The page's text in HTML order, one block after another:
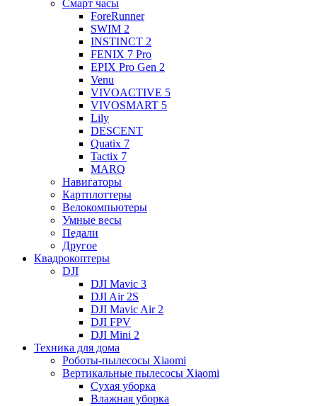
Смарт часы
ForeRunner
SWIM 2
INSTINCT 2
FENIX 7 Pro
EPIX Pro Gen 2
Venu
VIVOACTIVE 5
VIVOSMART 5
Lily
DESCENT
Quatix 7
Tactix 7
MARQ
Навигаторы
Картплоттеры
Велокомпьютеры
Умные весы
Педали
Другое
Квадрокоптеры
DJI
DJI Mavic 3
DJI Air 2S
DJI Mavic Air 2
DJI FPV
DJI Mini 2
Техника для дома
Роботы-пылесосы Xiaomi
Вертикальные пылесосы Xiaomi
Сухая уборка
Влажная уборка